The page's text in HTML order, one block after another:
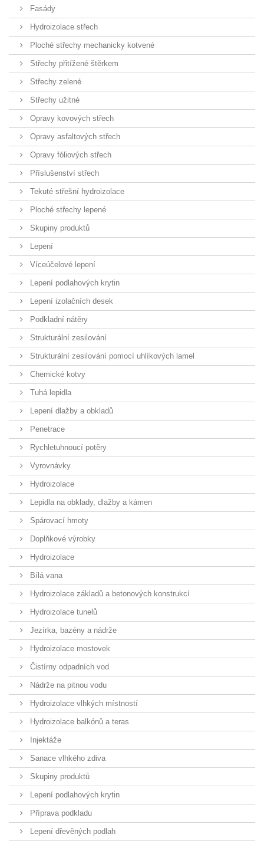
Fasády
Hydroizolace střech
Ploché střechy mechanicky kotvené
Střechy přitížené štěrkem
Střechy zelené
Střechy užitné
Opravy kovových střech
Opravy asfaltových střech
Opravy fóliových střech
Příslušenství střech
Tekuté střešní hydroizolace
Ploché střechy lepené
Skupiny produktů
Lepení
Víceúčelové lepení
Lepení podlahových krytin
Lepení izolačních desek
Podkladní nátěry
Strukturální zesilování
Strukturální zesilování pomocí uhlíkových lamel
Chemické kotvy
Tuhá lepidla
Lepení dlažby a obkladů
Penetrace
Rychletuhnoucí potěry
Vyrovnávky
Hydroizolace
Lepidla na obklady, dlažby a kámen
Spárovací hmoty
Doplňkové výrobky
Hydroizolace
Bílá vana
Hydroizolace základů a betonových konstrukcí
Hydroizolace tunelů
Jezírka, bazény a nádrže
Hydroizolace mostovek
Čistírny odpadních vod
Nádrže na pitnou vodu
Hydroizolace vlhkých místností
Hydroizolace balkónů a teras
Injektáže
Sanace vlhkého zdiva
Skupiny produktů
Lepení podlahových krytin
Příprava podkladu
Lepení dřevěných podlah